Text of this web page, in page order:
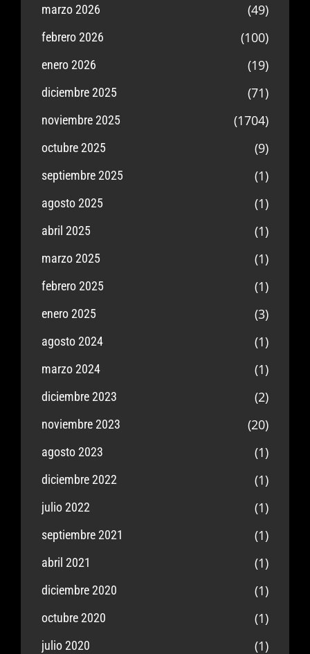
marzo 2026 (49)
febrero 2026 (100)
enero 2026 (19)
diciembre 2025 (71)
noviembre 2025 (1704)
octubre 2025 (9)
septiembre 2025 (1)
agosto 2025 (1)
abril 2025 (1)
marzo 2025 (1)
febrero 2025 (1)
enero 2025 (3)
agosto 2024 (1)
marzo 2024 (1)
diciembre 2023 (2)
noviembre 2023 (20)
agosto 2023 (1)
diciembre 2022 (1)
julio 2022 (1)
septiembre 2021 (1)
abril 2021 (1)
diciembre 2020 (1)
octubre 2020 (1)
julio 2020 (1)